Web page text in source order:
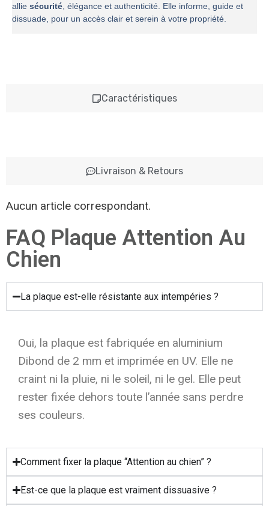
Caractéristiques
Livraison & Retours
allie sécurité, élégance et authenticité. Elle informe, guide et
dissuade, pour un accès clair et serein à votre propriété.
Aucun article correspondant.
FAQ Plaque Attention Au
Chien
La plaque est-elle résistante aux intempéries ?
Oui, la plaque est fabriquée en aluminium
Dibond de 2 mm et imprimée en UV. Elle ne
craint ni la pluie, ni le soleil, ni le gel. Elle peut
rester fixée dehors toute l’année sans perdre
ses couleurs.
Comment fixer la plaque “Attention au chien” ?
Est-ce que la plaque est vraiment dissuasive ?